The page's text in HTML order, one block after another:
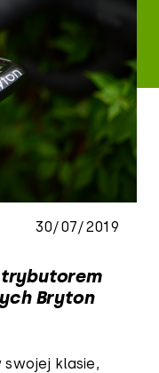
30/07/2019
Bryton
swojej klasie,